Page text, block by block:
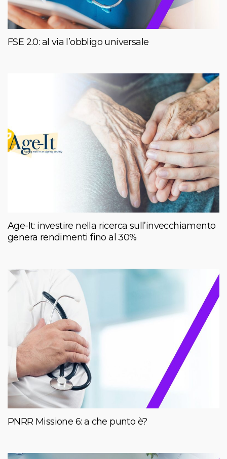
FSE 2.0: al via l’obbligo universale
Age-It: investire nella ricerca sull’invecchiamento
genera rendimenti fino al 30%
PNRR Missione 6: a che punto è?